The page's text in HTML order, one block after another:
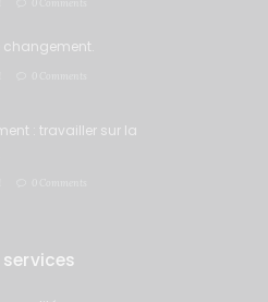
changement.
: travailler sur la